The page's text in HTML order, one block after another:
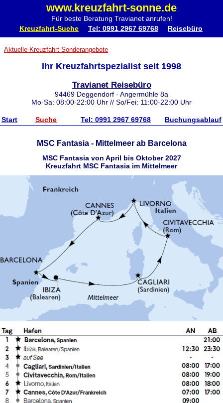
www.kreuzfahrt-sonne.de
Für beste Beratung Travianet anrufen!
Kreuzfahrt-Suche Tel: 0991 2967 69768 Reisebüro
Aktuelle Kreuzfahrt Sonderangebote
Ihr Kreuzfahrtspezialist seit 1998
Travianet Reisebüro
94469 Deggendorf - Angermühle 8a
Mo-Sa: 08:00-22:00 Uhr // So/Fei: 11:00-22:00 Uhr
Start Suche Tel: 0991 2967 69768 Buchungsablauf
MSC Fantasia - Mittelmeer ab Barcelona
MSC Fantasia von April bis Oktober 2027
Kreuzfahrt MSC Fantasia im Mittelmeer